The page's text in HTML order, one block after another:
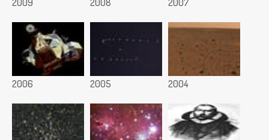
2009 2008 2007
2006 2005 2004